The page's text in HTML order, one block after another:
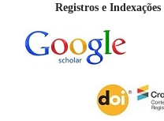
Registros e Indexações